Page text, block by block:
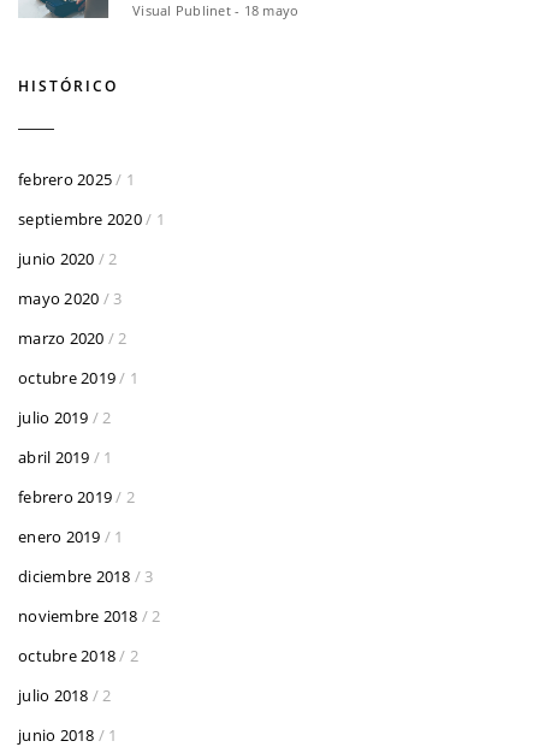
Visual Publinet - 18 mayo
HISTÓRICO
febrero 2025/ 1
septiembre 2020/ 1
junio 2020 / 2
mayo 2020 / 3
marzo 2020 / 2
octubre 2019/ 1
julio 2019 / 2
abril 2019 / 1
febrero 2019/ 2
enero 2019 / 1
diciembre 2018 / 3
noviembre 2018 / 2
octubre 2018/ 2
julio 2018 / 2
junio 2018 / 1